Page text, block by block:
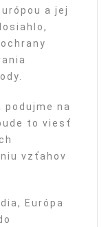
a jej
podujme na
to viesť
vzťahov
Európa